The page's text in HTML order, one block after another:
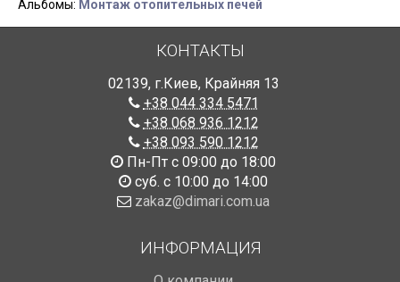
Альбомы: Монтаж отопительных печей
КОНТАКТЫ
02139, г.Киев, Крайняя 13
+38 044 334 5471
+38 068 936 1212
+38 093 590 1212
Пн-Пт с 09:00 до 18:00
суб. с 10:00 до 14:00
zakaz@dimari.com.ua
ИНФОРМАЦИЯ